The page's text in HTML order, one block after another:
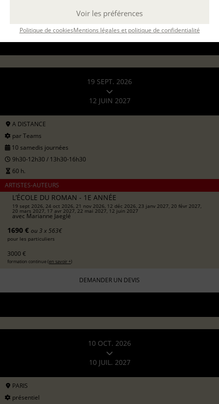
Voir les préférences
Politique de cookiesMentions légales et politique de confidentialité
DEMANDER UN DEVIS
19 SEPT. 2026
12 JUIN 2027
A DISTANCE
par Teams
10 samedis journées
9h30-12h30 / 13h30-16h30
60 h.
ARTISTES-AUTEURS
L’ÉCOLE DU ROMAN - 1E ANNÉE
19 sept 2026, 24 oct 2026, 21 nov 2026, 12 déc 2026, 23 janv 2027, 20 févr 2027,
20 mars 2027, 17 avr 2027, 22 mai 2027, 12 juin 2027
avec Marianne Jaeglé
1690 € ou 3 x 563€
pour les particuliers
3000 €
formation continue (en savoir +)
DEMANDER UN DEVIS
10 OCT. 2026
10 JUIL. 2027
PARIS
présentiel